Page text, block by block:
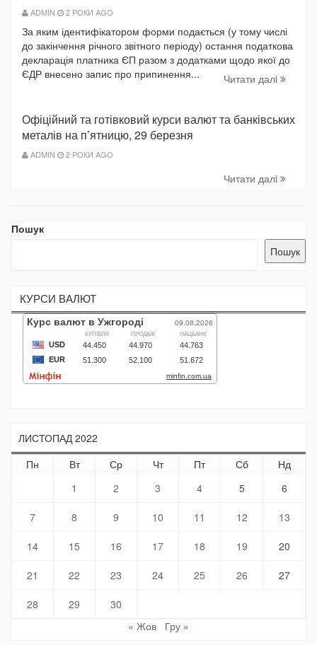
ADMIN 2 РОКИ AGO
За яким ідентифікатором форми подається (у тому числі
до закінчення річного звітного періоду) остання податкова
декларація платника ЄП разом з додатками щодо якої до
ЄДР внесено запис про припинення...
Читати далi
Офіційний та готівковий курси валют та банківських
металів на п’ятницю, 29 березня
ADMIN 2 РОКИ AGO
Читати далi
Пошук
Пошук
КУРСИ ВАЛЮТ
ЛИСТОПАД 2022
Пн
Вт Ср Чт Пт Сб
Нд
1
2 3 4 5 6
7 8 9 10 11 12 13
14 15 16 17 18 19 20
21 22 23 24 25 26 27
28 29
30
« Жов
Гру »